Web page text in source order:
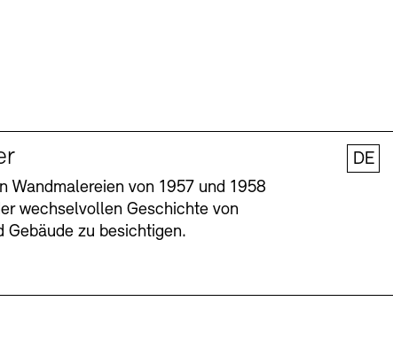
Wandmalereien von 1957 und 1958
wechselvollen Geschichte von
Gebäude zu besichtigen.
DE